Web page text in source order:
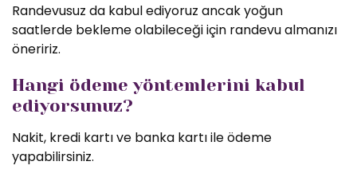
Randevusuz da kabul ediyoruz ancak yoğun
saatlerde bekleme olabileceği için randevu almanızı
öneririz.
Hangi ödeme yöntemlerini kabul
ediyorsunuz?
Nakit, kredi kartı ve banka kartı ile ödeme
yapabilirsiniz.